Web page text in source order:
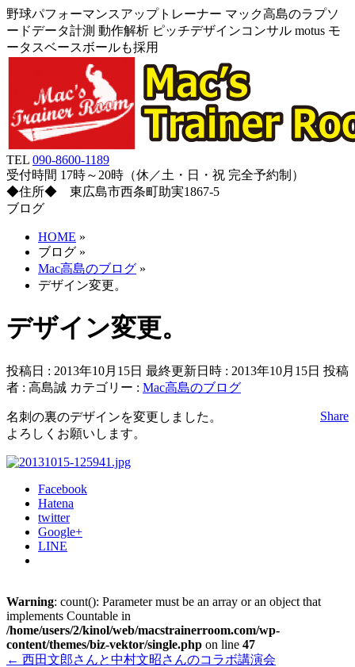
野球パフォーマンスアップトレーナー マック高島のラプソ
ードデータ計測 動作解析 ピッチデザインコンサル motus モ
ータスベースボールも採用
TEL 090-8600-1189
受付時間 17時～20時（休／土・日・祝 完全予約制）
◆住所◆ 東広島市西条町助実1867-5
ブログ
HOME »
ブログ »
Mac高島のブログ »
デザイン変更。
デザイン変更。
投稿日 : 2013年10月15日 最終更新日時 : 2013年10月15日 投稿
者 : 高島誠 カテゴリー : Mac高島のブログ
Share
名刺の裏のデザインを変更しました。
よろしくお願いします。
Facebook
Hatena
twitter
Google+
LINE
Warning: count(): Parameter must be an array or an object that
implements Countable in
/home/users/2/kinol/web/macstrainerroom.com/wp-
content/themes/biz-vektor/single.php on line 47
← 西田文郎さんと中村文昭さんのコラボ講演会